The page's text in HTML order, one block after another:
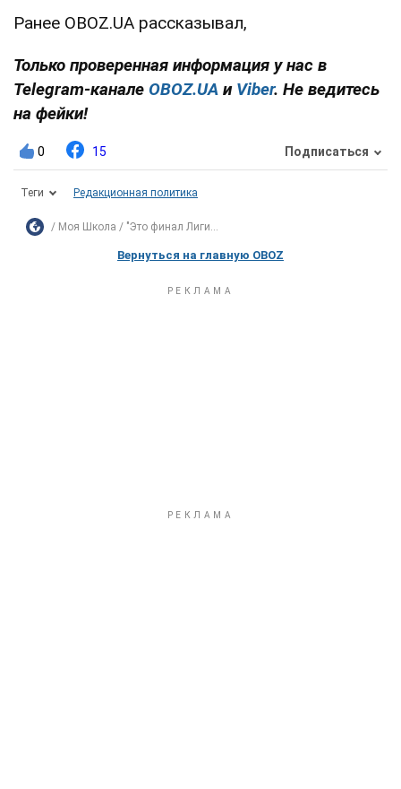
Ранее OBOZ.UA рассказывал,
Только проверенная информация у нас в
Telegram-канале OBOZ.UA и Viber. Не ведитесь
на фейки!
0 15 Подписаться
Теги Редакционная политика
Моя Школа "Это финал Лиги...
Вернуться на главную OBOZ